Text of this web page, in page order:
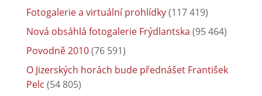
Fotogalerie a virtuální prohlídky(117 419)
Nová obsáhlá fotogalerie Frýdlantska (95 464)
Povodně 2010(76 591)
O Jizerských horách bude přednášet František
Pelc (54 805)